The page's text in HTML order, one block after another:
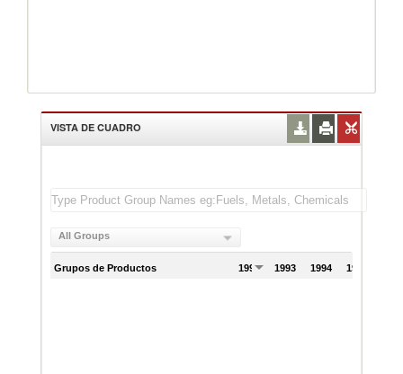
VISTA DE CUADRO
All Groups
Grupos de Productos 1992 1993 1994 1995